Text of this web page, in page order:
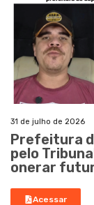
31 de julho de 2026
Prefeitura
pelo
onerar
Acessar